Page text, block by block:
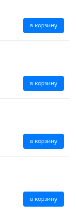
в корзину
в корзину
в корзину
в корзину